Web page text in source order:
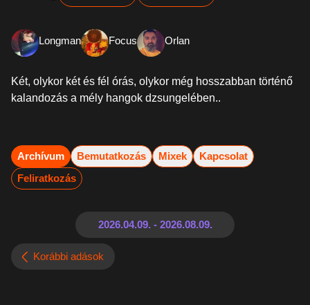
Longman Focus Orlan
Két, olykor két és fél órás, olykor még hosszabban történő
kalandozás a mély hangok dzsungelében..
Archívum Bemutatkozás Mixek
Kapcsolat
Feliratkozás
Korábbi adások